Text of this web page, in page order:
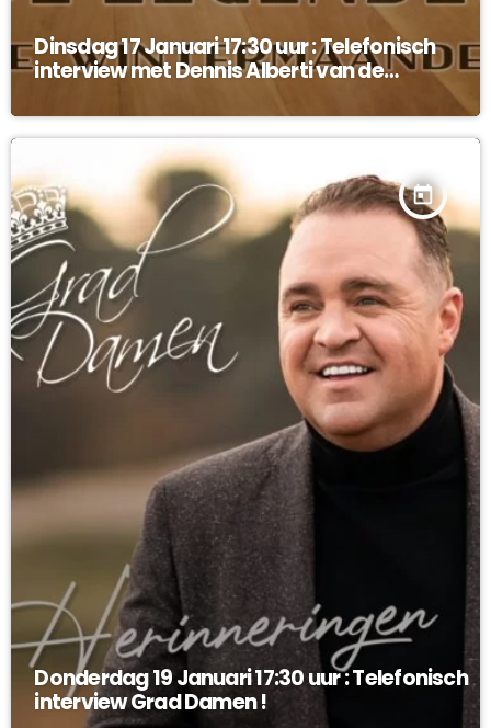
Dinsdag 17 Januari 17:30 uur : Telefonisch
interview met Dennis Alberti van de
today
Donderdag 19 Januari 17:30 uur : Telefonisch
interview Grad Damen !